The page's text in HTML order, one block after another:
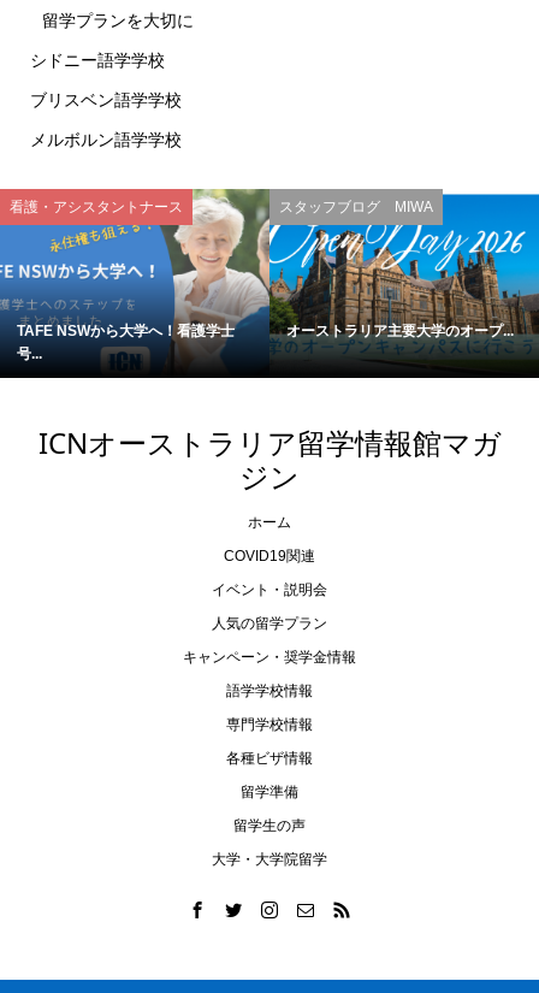
留学プランを大切に
シドニー語学学校
ブリスベン語学学校
メルボルン語学学校
看護・アシスタントナース
TAFE NSWから大学へ！看護学士
号...
スタッフブログ MIWA
オーストラリア主要大学のオープ...
ICNオーストラリア留学情報館マガ
ジン
ホーム
COVID19関連
イベント・説明会
人気の留学プラン
キャンペーン・奨学金情報
語学学校情報
専門学校情報
各種ビザ情報
留学準備
留学生の声
大学・大学院留学